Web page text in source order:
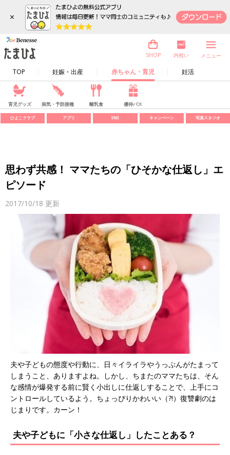
×
TOP 妊娠・出産 赤ちゃん・育児 妊活
SHOP 内祝い メニュー
育児グッズ 病気・予防接種 離乳食 優待パス
ひよこクラブ アプリ SNS キャンペーン 写真スタジオ
思わず共感！ ママたちの「ひそかな仕返し」エ
ピソード
2017/10/18 更新
夫や子どもの態度や行動に、日々イライラやうっぷんがたまって
しまうこと、ありますよね。しかし、ちまたのママたちは、そん
な感情が爆発する前に賢く小出しに仕返しすることで、上手にコ
ントロールしているよう。ちょっぴりかわいい（?!）復讐劇のは
じまりです。カーン！
夫や子どもに「小さな仕返し」したことある？